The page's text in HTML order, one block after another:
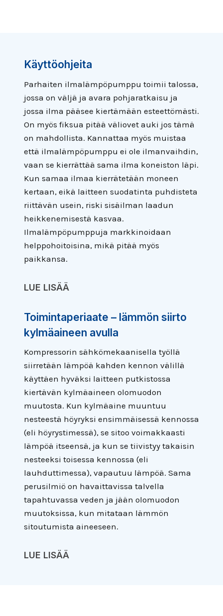
Toimintaperiaate – lämmön siirto
kylmäaineen avulla
Kompressorin sähkömekaanisella työllä
siirretään lämpöä kahden kennon välillä
käyttäen hyväksi laitteen putkistossa
kiertävän kylmäaineen olomuodon
muutosta. Kun kylmäaine muuntuu
nesteestä höyryksi ensimmäisessä kennossa
(eli höyrystimessä), se sitoo voimakkaasti
lämpöä itseensä, ja kun se tiivistyy takaisin
nesteeksi toisessa kennossa (eli
lauhduttimessa), vapautuu lämpöä. Sama
perusilmiö on havaittavissa talvella
tapahtuvassa veden ja jään olomuodon
muutoksissa, kun mitataan lämmön
sitoutumista aineeseen.
LUE LISÄÄ
Käyttöohjeita
Parhaiten ilmalämpöpumppu toimii talossa,
jossa on väljä ja avara pohjaratkaisu ja
jossa ilma pääsee kiertämään esteettömästi.
On myös fiksua pitää väliovet auki jos tämä
on mahdollista. Kannattaa myös muistaa
että ilmalämpöpumppu ei ole ilmanvaihdin,
vaan se kierrättää sama ilma koneiston läpi.
Kun samaa ilmaa kierrätetään moneen
kertaan, eikä laitteen suodatinta puhdisteta
riittävän usein, riski sisäilman laadun
heikkenemisestä kasvaa.
Ilmalämpöpumppuja markkinoidaan
helppohoitoisina, mikä pitää myös
paikkansa.
LUE LISÄÄ